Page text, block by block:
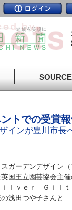
SOURCE
トでの受賞
インが豊川市長
ガーデンデザイン
国王立園芸協会主
ｉｌｖｅｒ―Ｇｉｌ
浅田つや子さんと...